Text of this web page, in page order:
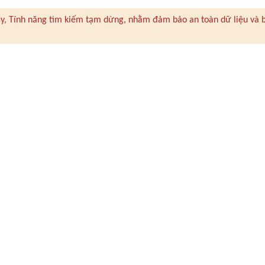
Tính năng tìm kiếm tạm dừng, nhằm đảm bảo an toàn dữ liệu và